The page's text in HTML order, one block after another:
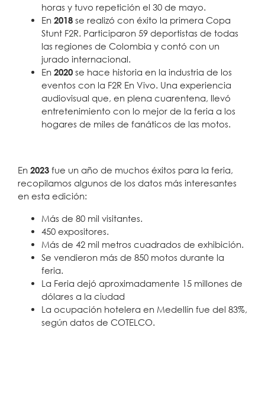
horas y tuvo repetición el 30 de mayo.
En 2018 se realizó con éxito la primera Copa
Stunt F2R. Participaron 59 deportistas de todas
las regiones de Colombia y contó con un
jurado internacional.
En 2020 se hace historia en la industria de los
eventos con la F2R En Vivo. Una experiencia
audiovisual que, en plena cuarentena, llevó
entretenimiento con lo mejor de la feria a los
hogares de miles de fanáticos de las motos.
En 2023 fue un año de muchos éxitos para la feria,
recopilamos algunos de los datos más interesantes
en esta edición:
Más de 80 mil visitantes.
450 expositores.
Más de 42 mil metros cuadrados de exhibición.
Se vendieron más de 850 motos durante la
feria.
La Feria dejó aproximadamente 15 millones de
dólares a la ciudad
La ocupación hotelera en Medellín fue del 83%,
según datos de COTELCO.